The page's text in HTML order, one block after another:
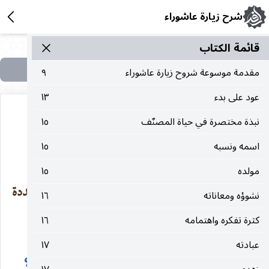
شرح زيارة عاشوراء
قائمة الکتاب
مقدمة موسوعة شروح زيارة عاشوراء
٩
عود على بدء
١٣
نبذة مختصرة في حياة المصنّف
١٥
اسمه ونسبه
١٥
مولده
١٥
نشوؤه ومعاناته
١٦
كثرة تفكره واهتمامه
١٦
عبادته
١٧
[التنبيه] العاشر :
في أنه هل يجوز الإتيان بزيارة عاشوراء في مجالس متعددة
أو ماشياً أو راكباً أم لا؟